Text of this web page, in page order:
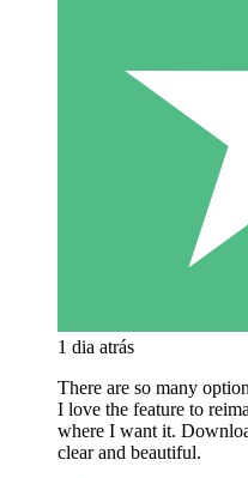
1 dia atrás
There are so many
I love the feature to
where I want it.
clear and beautiful.